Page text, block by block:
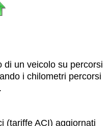
di un veicolo su percorsi
i chilometri percorsi
(tariffe ACI) aggiornati